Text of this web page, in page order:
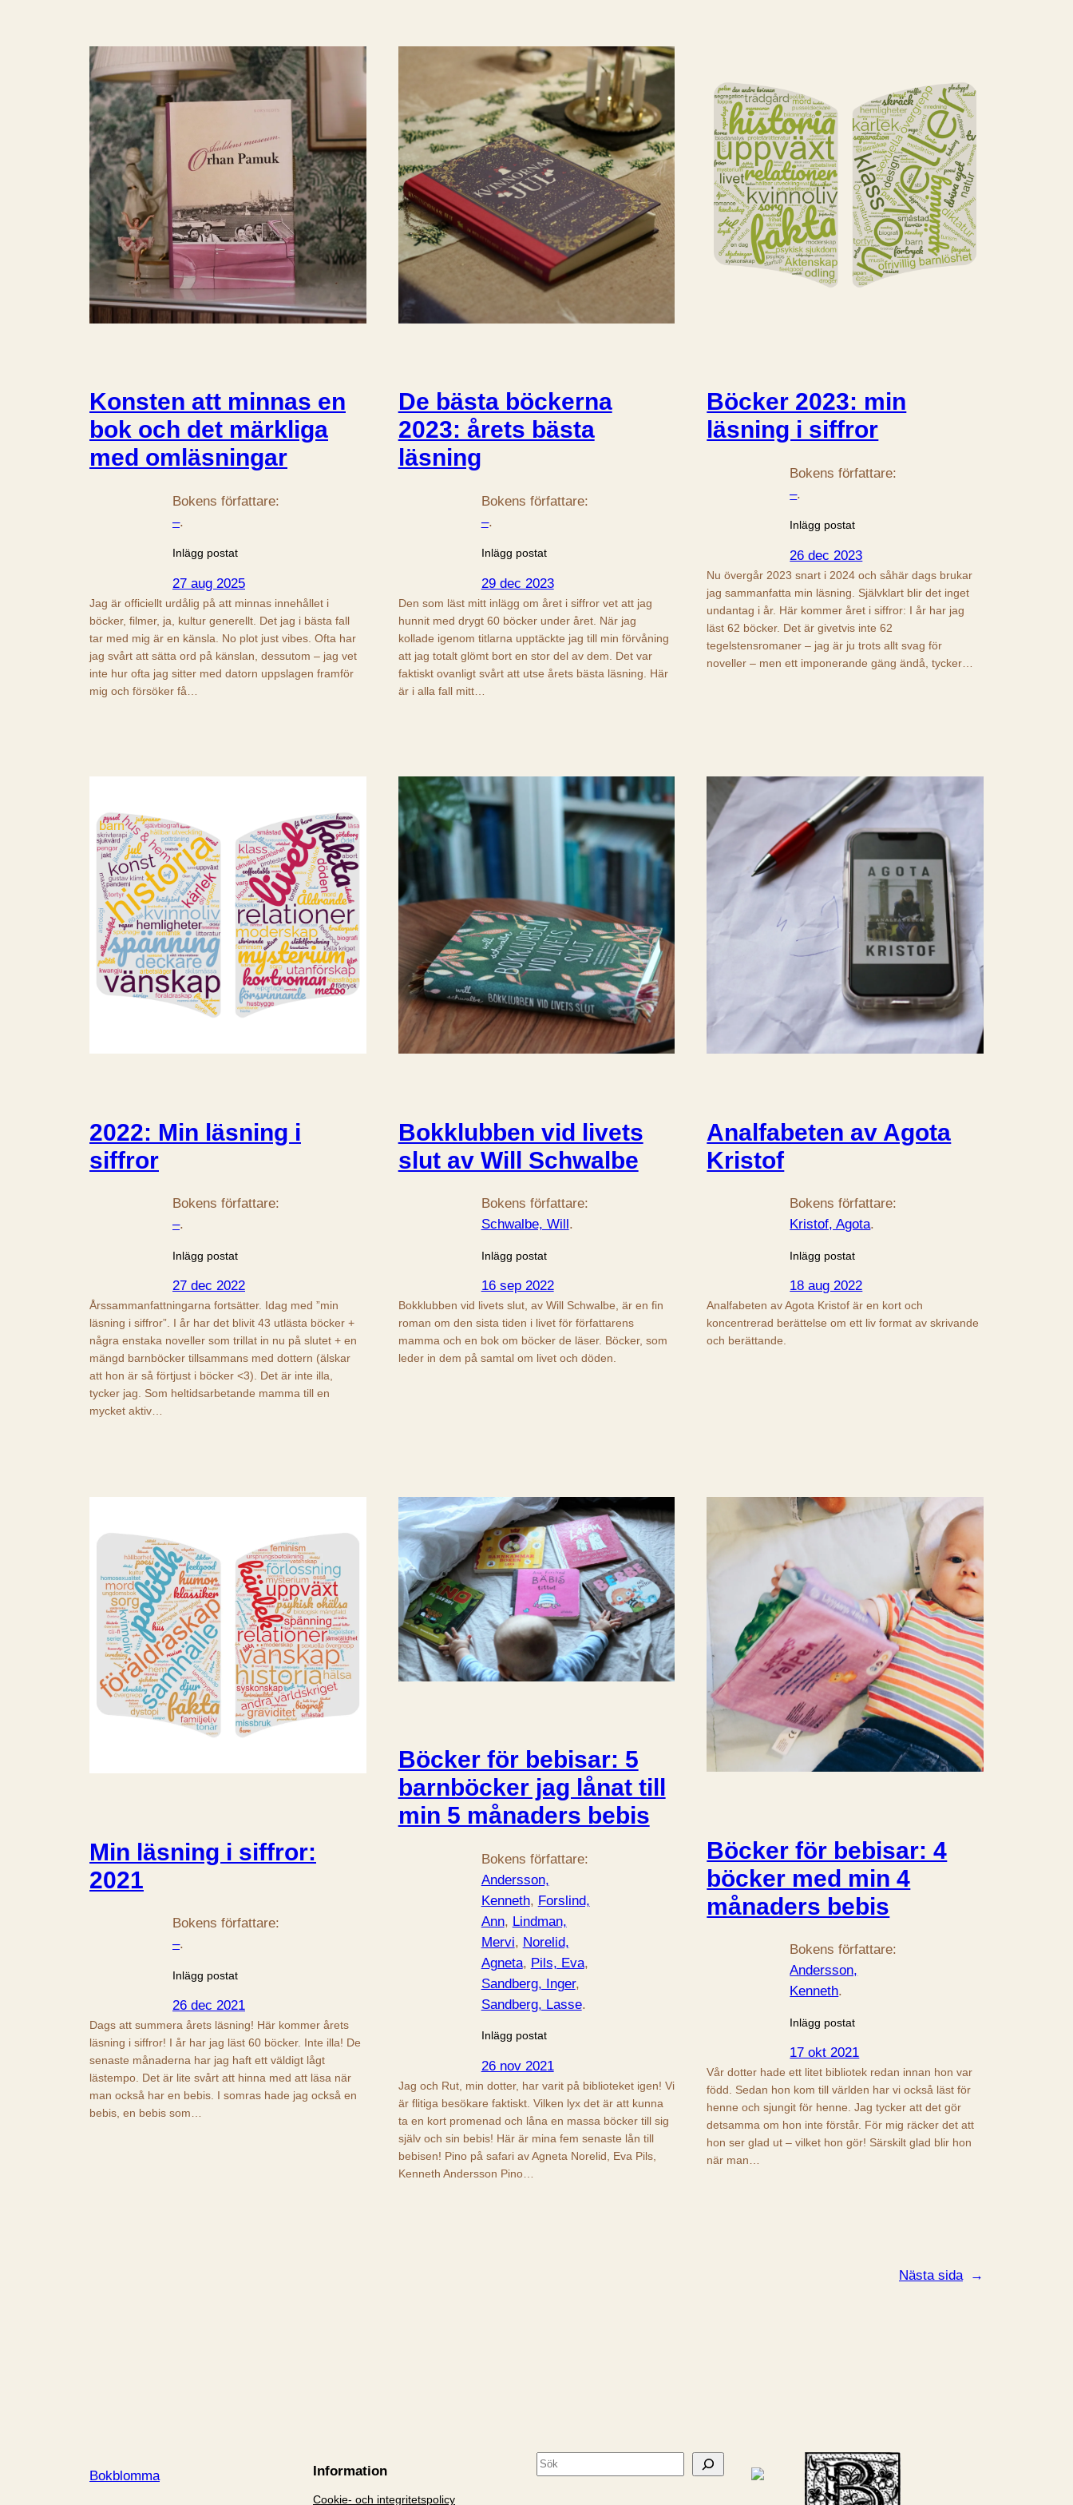
Konsten att minnas en
bok och det märkliga
med omläsningar
Bokens författare:
–.
Inlägg postat
27 aug 2025
Jag är officiellt urdålig på att minnas innehållet i
böcker, filmer, ja, kultur generellt. Det jag i bästa fall
tar med mig är en känsla. No plot just vibes. Ofta har
jag svårt att sätta ord på känslan, dessutom – jag vet
inte hur ofta jag sitter med datorn uppslagen framför
mig och försöker få…
De bästa böckerna
2023: årets bästa
läsning
Bokens författare:
–.
Inlägg postat
29 dec 2023
Den som läst mitt inlägg om året i siffror vet att jag
hunnit med drygt 60 böcker under året. När jag
kollade igenom titlarna upptäckte jag till min förvåning
att jag totalt glömt bort en stor del av dem. Det var
faktiskt ovanligt svårt att utse årets bästa läsning. Här
är i alla fall mitt…
Böcker 2023: min
läsning i siffror
Bokens författare:
–.
Inlägg postat
26 dec 2023
Nu övergår 2023 snart i 2024 och såhär dags brukar
jag sammanfatta min läsning. Självklart blir det inget
undantag i år. Här kommer året i siffror: I år har jag
läst 62 böcker. Det är givetvis inte 62
tegelstensromaner – jag är ju trots allt svag för
noveller – men ett imponerande gäng ändå, tycker…
2022: Min läsning i
siffror
Bokens författare:
–.
Inlägg postat
27 dec 2022
Årssammanfattningarna fortsätter. Idag med ”min
läsning i siffror”. I år har det blivit 43 utlästa böcker +
några enstaka noveller som trillat in nu på slutet + en
mängd barnböcker tillsammans med dottern (älskar
att hon är så förtjust i böcker <3). Det är inte illa,
tycker jag. Som heltidsarbetande mamma till en
mycket aktiv…
Bokklubben vid livets
slut av Will Schwalbe
Bokens författare:
Schwalbe, Will.
Inlägg postat
16 sep 2022
Bokklubben vid livets slut, av Will Schwalbe, är en fin
roman om den sista tiden i livet för författarens
mamma och en bok om böcker de läser. Böcker, som
leder in dem på samtal om livet och döden.
Analfabeten av Agota
Kristof
Bokens författare:
Kristof, Agota.
Inlägg postat
18 aug 2022
Analfabeten av Agota Kristof är en kort och
koncentrerad berättelse om ett liv format av skrivande
och berättande.
Min läsning i siffror:
2021
Bokens författare:
–.
Inlägg postat
26 dec 2021
Dags att summera årets läsning! Här kommer årets
läsning i siffror! I år har jag läst 60 böcker. Inte illa! De
senaste månaderna har jag haft ett väldigt lågt
lästempo. Det är lite svårt att hinna med att läsa när
man också har en bebis. I somras hade jag också en
bebis, en bebis som…
Böcker för bebisar: 5
barnböcker jag lånat till
min 5 månaders bebis
Bokens författare:
Andersson,
Kenneth, Forslind,
Ann, Lindman,
Mervi, Norelid,
Agneta, Pils, Eva
Sandberg, Inger
Sandberg, Lasse.
Inlägg postat
26 nov 2021
Jag och Rut, min dotter, har varit på biblioteket igen! Vi
är flitiga besökare faktiskt. Vilken lyx det är att kunna
ta en kort promenad och låna en massa böcker till sig
själv och sin bebis! Här är mina fem senaste lån till
bebisen! Pino på safari av Agneta Norelid, Eva Pils,
Kenneth Andersson Pino…
Böcker för bebisar: 4
böcker med min 4
månaders bebis
Bokens författare:
Andersson,
Kenneth.
Inlägg postat
17 okt 2021
Vår dotter hade ett litet bibliotek redan innan hon var
född. Sedan hon kom till världen har vi också läst för
henne och sjungit för henne. Jag tycker att det gör
detsamma om hon inte förstår. För mig räcker det att
hon ser glad ut – vilket hon gör! Särskilt glad blir hon
när man…
Nästa sida →
Bokblomma Information
Cookie- och integritetspolicy
S